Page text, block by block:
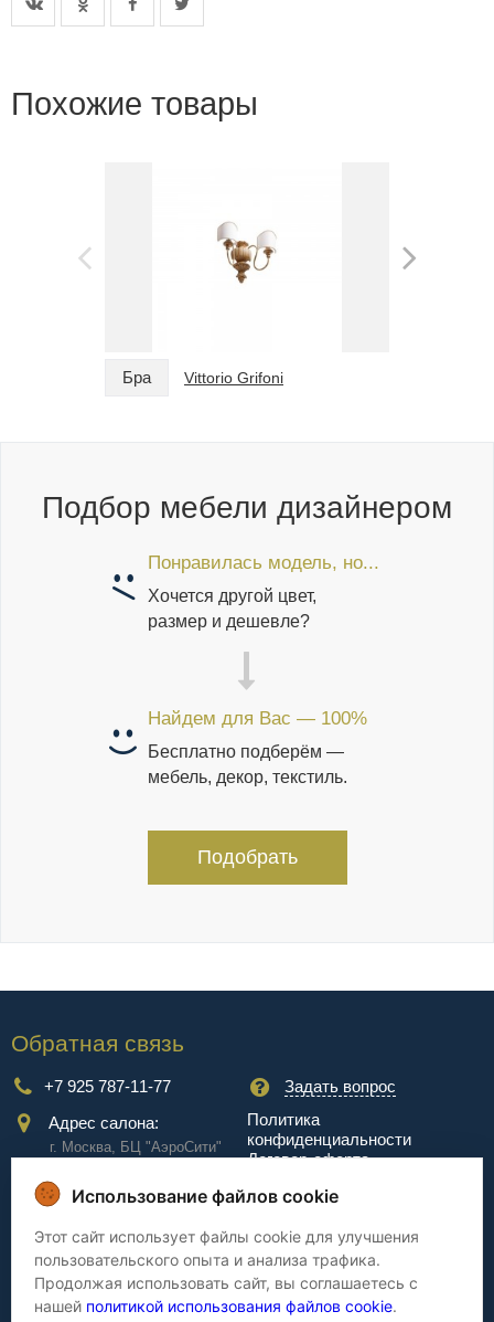
Похожие товары
Бра Vittorio Grifoni
Подбор мебели дизайнером
Понравилась модель, но...
Хочется другой цвет,
размер и дешевле?
Найдем для Вас — 100%
Бесплатно подберём —
мебель, декор, текстиль.
Подобрать
Обратная связь
+7 925 787-11-77
Задать вопрос
Адрес салона:
г. Москва, БЦ "АэроCити"
Куркинское ш., стр.2, 17
этаж
Политика
конфиденциальности
Договор-оферта
Сервис
Доставка
Сборка
Оплата
Дизайнерам
Использование файлов cookie
Этот сайт использует файлы cookie для улучшения
пользовательского опыта и анализа трафика.
Продолжая использовать сайт, вы соглашаетесь с
нашей политикой использования файлов cookie.